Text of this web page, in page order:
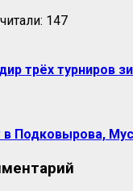
147
трёх турниров
Подковырова,